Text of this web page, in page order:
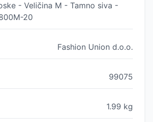
- Veličina M - Tamno siva -
20
Fashion Union d.o.o.
99075
1.99 kg